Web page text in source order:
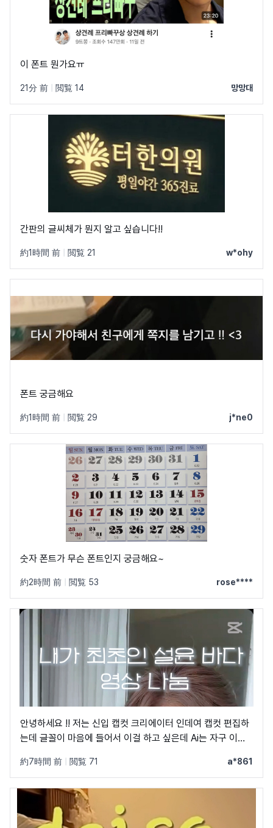
이 폰트 뭔가요ㅠ
21分 前 閲覧 14 망망대
간판의 글씨체가 뭔지 알고 싶습니다!!
約1時間 前 閲覧 21 w*ohy
폰트 궁금해요
約1時間 前 閲覧 29 j*ne0
숫자 폰트가 무슨 폰트인지 궁금해요~
約2時間 前 閲覧 53 rose****
안녕하세요 !! 저는 신입 캡컷 크리에이터 인데여 캡컷 편집하
는데 글꼴이 마음에 들어서 이걸 하고 싶은데 Ai는 자구 이상
이 글꼴 가지고싶어요 ㅠ ㅂ ㅠ
約7時間 前 閲覧 71 a*861